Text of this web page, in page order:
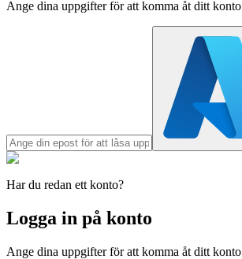
Ange dina uppgifter för att komma åt ditt konto
Har du redan ett konto?
Logga in på konto
Ange dina uppgifter för att komma åt ditt konto